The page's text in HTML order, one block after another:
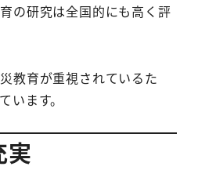
の研究は全国的にも高く評
教育が重視されているた
います。
実